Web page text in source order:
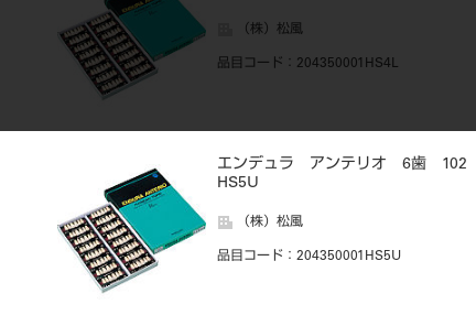
（株）松風
品目コード ：204350001HS4L
エンデュラ アンテリオ 6歯 102
HS5U
（株）松風
品目コード ：204350001HS5U